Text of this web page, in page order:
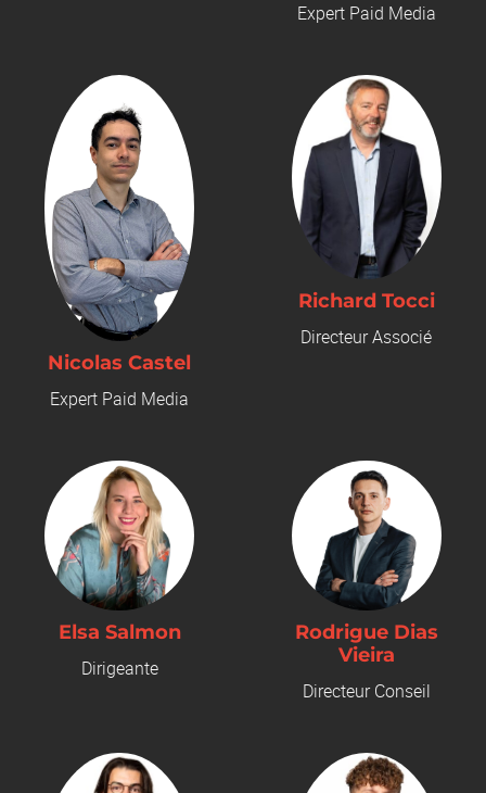
Expert Paid Media
Nicolas Castel
Expert Paid Media
Richard Tocci
Directeur Associé
Elsa Salmon
Dirigeante
Rodrigue Dias
Vieira
Directeur Conseil